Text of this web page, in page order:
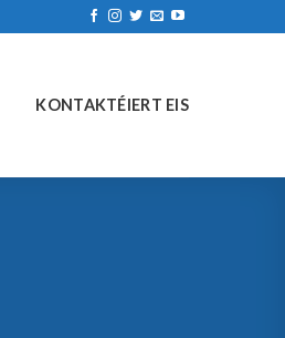
KONTAKTÉIERT EIS